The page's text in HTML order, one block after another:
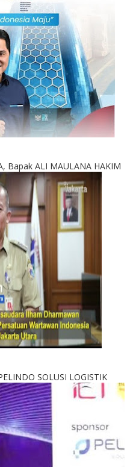
Bapak ALI MAULANA HAKIM
SOLUSI LOGISTIK